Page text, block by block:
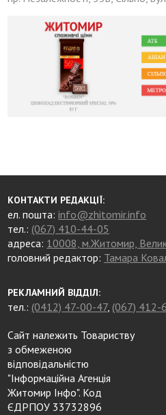
КОНТАКТИ РЕДАКЦІЇ:
ел. пошта:info@zhitomir.info
тел.: (067) 410-44-05
адреса: 10008, м.Житомир,
головний редактор: Тамара
РЕКЛАМНИЙ ВІДДІЛ:
тел.: (0412) 47-00-47, (067) 412-
Сайт належить Товариству
з обмеженою
відповідальністю
"Інформаційна Агенція
Житомир Інфо". Код
ЄДРПОУ 33732896